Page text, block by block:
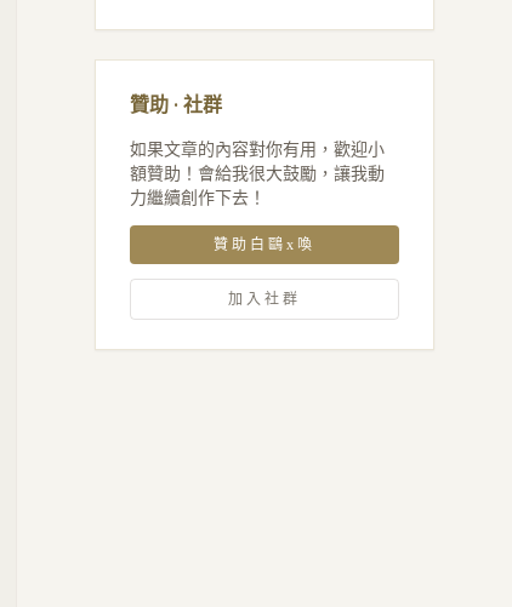
贊助 · 社群
如果文章的內容對你有用，歡迎小
額贊助！會給我很大鼓勵，讓我動
力繼續創作下去！
贊助白鷗x喚
加入社群